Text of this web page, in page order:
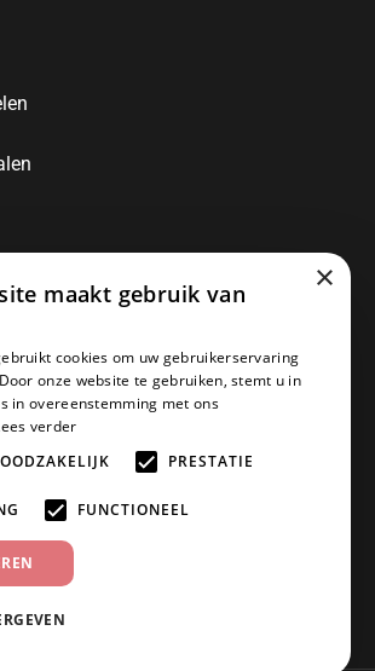
×
maakt gebruik van
cookies om uw gebruikerservaring
onze website te gebruiken, stemt u in
in overeenstemming met ons
verder
PRESTATIE
FUNCTIONEEL